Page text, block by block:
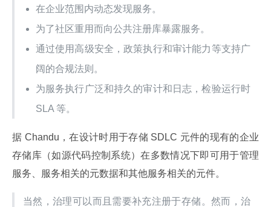
在企业范围内动态发现服务。
为了社区重用而向公共注册库暴露服务。
通过使用高级安全，政策执行和审计能力等支持广
阔的合规法则。
为服务执行广泛和持久的审计和日志，检验运行时
SLA 等。
据 Chandu，在设计时用于存储 SDLC 元件的现有的企业
存储库（如源代码控制系统）在多数情况下即可用于管理
服务、服务相关的元数据和其他服务相关的元件。
当然，治理可以而且需要补充注册于存储。然而，治